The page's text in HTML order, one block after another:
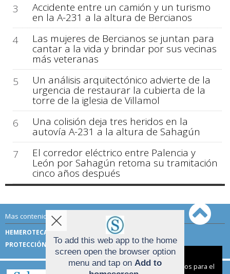
3
Accidente entre un camión y un turismo
en la A-231 a la altura de Bercianos
4
Las mujeres de Bercianos se juntan para
cantar a la vida y brindar por sus vecinas
más veteranas
5
Un análisis arquitectónico advierte de la
urgencia de restaurar la cubierta de la
torre de la iglesia de Villamol
6
Una colisión deja tres heridos en la
autovía A-231 a la altura de Sahagún
7
El corredor eléctrico entre Palencia y
León por Sahagún retoma su tramitación
cinco años después
Mas contenido de Sahagún Digital:
HEMEROTECA
TÉRMINOS DE USO
PROTECCIÓN DE DATOS
Aviso sobre el Uso de cookies:
Utilizamos cookies nuestras y de terceros para el
To add this web app to the home
screen open the browser option
menu and tap on Add to